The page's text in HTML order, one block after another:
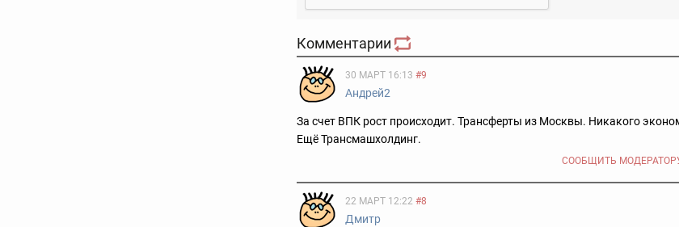
Комментарии
30 МАРТ 16:13 #9
Андрей2
За счет ВПК рост происходит. Трансферты из Москвы. Никакого
Ещё Трансмашхолдинг.
СООБЩИТЬ
22 МАРТ 12:22 #8
Дмитр